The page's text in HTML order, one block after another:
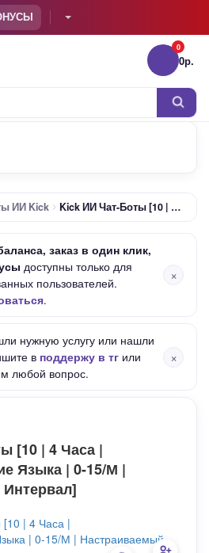
0
0р.
ИИ Kick Kick ИИ Чат-Боты [10 | 4 Часа | Автоопределение Языка | 0-15/М | Настраиваемый Интервал]
заказ в один клик,
доступны только для
пользователей.
.
×
нужную услугу или нашли
в поддержу в тгили
любой вопрос.
×
[10 | 4 Часа |
Языка | 0-15/М |